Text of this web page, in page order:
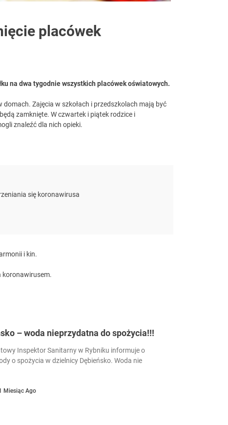
placówek
na dwa tygodnie wszystkich placówek oświatowych.
Zajęcia w szkołach i przedszkolach mają być
zamknięte. W czwartek i piątek rodzice i
znaleźć dla nich opieki.
się koronawirusa
i kin.
koronawirusem.
– woda nieprzydatna do spożycia!!!
Inspektor Sanitarny w Rybniku informuje o
o spożycia w dzielnicy Dębieńsko. Woda nie
Miesiąc Ago